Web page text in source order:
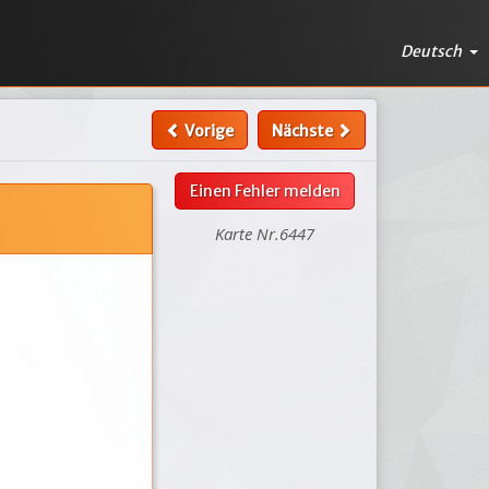
Deutsch
Vorige Nächste
Einen Fehler melden
Karte Nr.6447